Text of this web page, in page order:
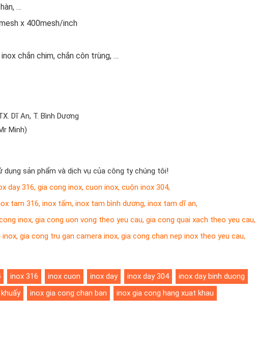
…
x 400mesh/inch
chắn chim, chắn côn trùng, …
Dĩ An, T. Bình Dương
Minh)
sản phẩm và dịch vụ của công ty chúng tôi!
day 316, gia cong inox, cuon inox, cuộn inox 304,
tam 316, inox tấm, inox tam bình dương, inox tam dĩ an,
inox, gia cong uon vong theo yeu cau, gia cong quai xach theo yeu cau,
inox, gia cong tru gan camera inox, gia cong chan nep inox theo yeu cau,
inox 316 inox cuon inox day inox day 304
inox day binh duong
inox gia cong chan ban
inox gia cong hang xuat khau